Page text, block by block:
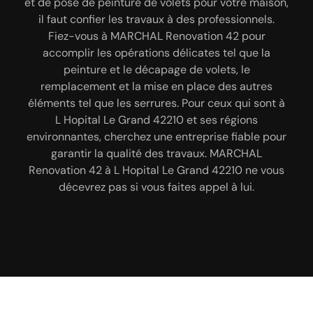
il faut confier les travaux à des professionnels.
Fiez-vous à MARCHAL Renovation 42 pour
accomplir les opérations délicates tel que la
peinture et le décapage de volets, le
remplacement et la mise en place des autres
éléments tel que les serrures. Pour ceux qui sont à
L Hopital Le Grand 42210 et ses régions
environnantes, cherchez une entreprise fiable pour
garantir la qualité des travaux. MARCHAL
Renovation 42 à L Hopital Le Grand 42210 ne vous
décevrez pas si vous faites appel à lui.
prendre en main : réparation toiture, hydrofuge de
toiture, peinture bâtiment intérieur et extérieur,
démoussage de toiture, peinture de façade,
habillage planche de rive, peinture intérieur,
ravalement de façade, rénovation de façade,
nettoyage de façade, peinture sur toiture,
nettoyage de terrasse, peinture dessous de toit,
nettoyage et pose de chéneau. Nos travaux sont
réalisés dans les règles de l’art.
des travaux, le type de peinture à utiliser, etc.
Toutefois, nous pouvons vous assurer que nos tarifs
ne sont pas cher. Pour satisfaire au mieux notre
clientèle ; sachez que, notre entreprise MARCHAL
Renovation 42 peut également ajuster nos
prestations selon votre budget. Ainsi, bénéficier
d’un excellent rapport qualité-prix avec MARCHAL
Renovation 42.